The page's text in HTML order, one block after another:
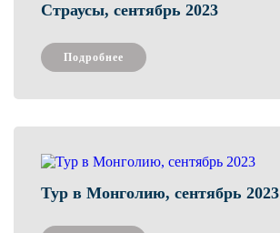
Страусы, сентябрь 2023
Подробнее
Тур в Монголию, сентябрь 2023